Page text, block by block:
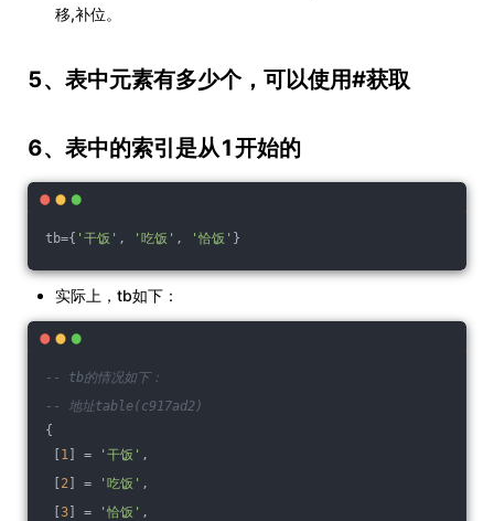
移,补位。
5、表中元素有多少个，可以使用#获取
6、表中的索引是从1开始的
tb={ '干饭' , '吃饭' , '恰饭' }
实际上，tb如下：
-- tb的情况如下：
-- 地址table(c917ad2)
{
1 ] = '干饭' ,
2 ] = '吃饭' ,
3 ] = '恰饭' ,